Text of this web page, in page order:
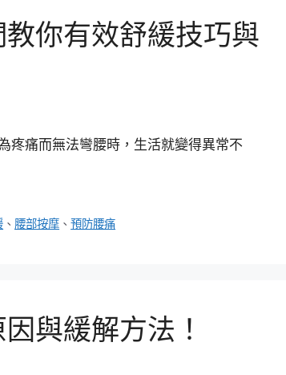
你有效舒緩技巧與
疼痛而無法彎腰時，生活就變得異常不
、 腰部按摩 、預防腰痛
與緩解方法！